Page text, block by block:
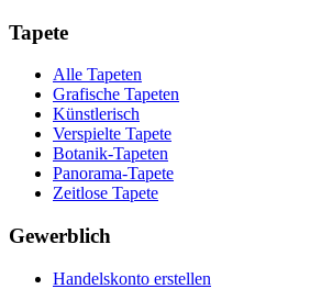
Tapete
Alle Tapeten
Grafische Tapeten
Künstlerisch
Verspielte Tapete
Botanik-Tapeten
Panorama-Tapete
Zeitlose Tapete
Gewerblich
Handelskonto erstellen